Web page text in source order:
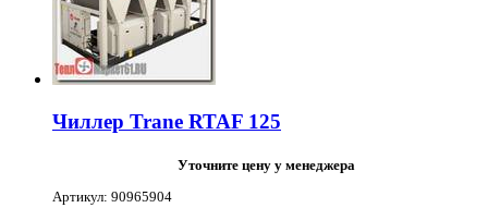
Чиллер Trane RTAF 125
Уточните цену у менеджера
Артикул: 90965904